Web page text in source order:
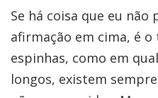
Se há coisa que eu
afirmação em cima, é
espinhas, como em
longos, existem